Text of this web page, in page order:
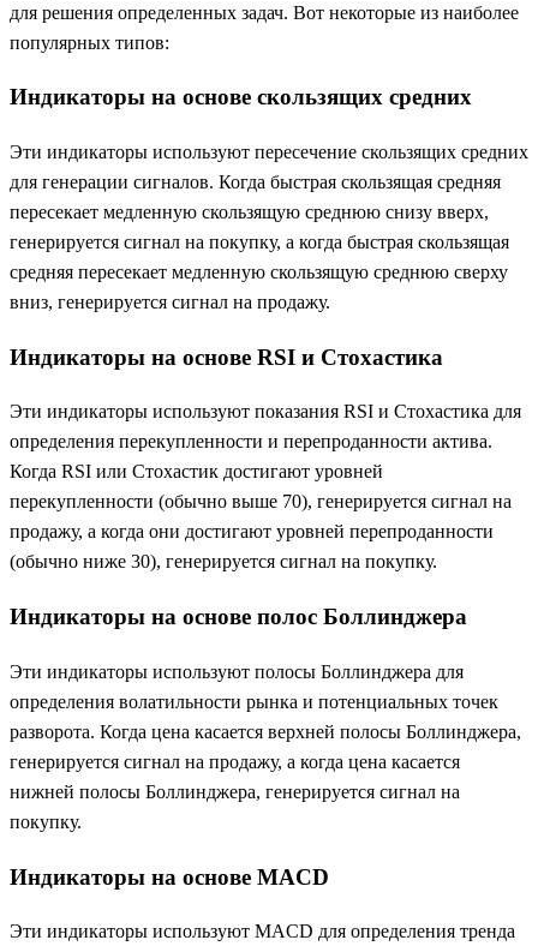
для решения определенных задач. Вот некоторые из наиболее
популярных типов:
Индикаторы на основе скользящих средних
Эти индикаторы используют пересечение скользящих средних
для генерации сигналов. Когда быстрая скользящая средняя
пересекает медленную скользящую среднюю снизу вверх,
генерируется сигнал на покупку, а когда быстрая скользящая
средняя пересекает медленную скользящую среднюю сверху
вниз, генерируется сигнал на продажу.
Индикаторы на основе RSI и Стохастика
Эти индикаторы используют показания RSI и Стохастика для
определения перекупленности и перепроданности актива.
Когда RSI или Стохастик достигают уровней
перекупленности (обычно выше 70), генерируется сигнал на
продажу, а когда они достигают уровней перепроданности
(обычно ниже 30), генерируется сигнал на покупку.
Индикаторы на основе полос Боллинджера
Эти индикаторы используют полосы Боллинджера для
определения волатильности рынка и потенциальных точек
разворота. Когда цена касается верхней полосы Боллинджера,
генерируется сигнал на продажу, а когда цена касается
нижней полосы Боллинджера, генерируется сигнал на
покупку.
Индикаторы на основе MACD
Эти индикаторы используют MACD для определения тренда